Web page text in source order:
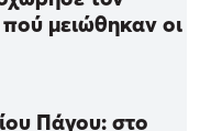
μειώθηκαν οι
Πάγου: στο